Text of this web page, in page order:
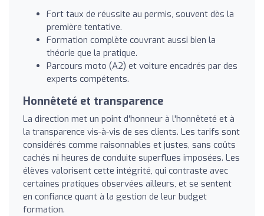
Fort taux de réussite au permis, souvent dès la
première tentative.
Formation complète couvrant aussi bien la
théorie que la pratique.
Parcours moto (A2) et voiture encadrés par des
experts compétents.
Honnêteté et transparence
La direction met un point d'honneur à l'honnêteté et à
la transparence vis-à-vis de ses clients. Les tarifs sont
considérés comme raisonnables et justes, sans coûts
cachés ni heures de conduite superflues imposées. Les
élèves valorisent cette intégrité, qui contraste avec
certaines pratiques observées ailleurs, et se sentent
en confiance quant à la gestion de leur budget
formation.